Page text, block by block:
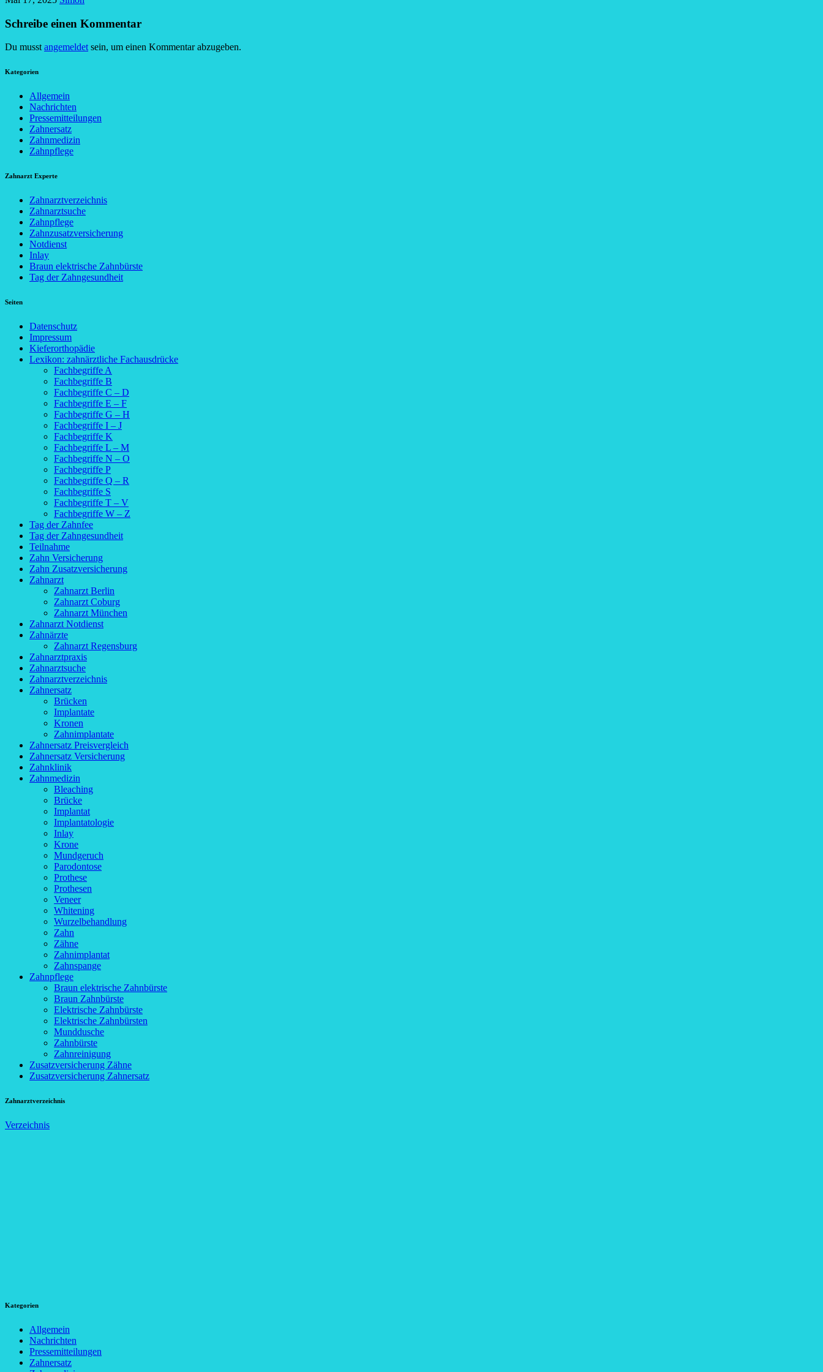
Schreibe einen Kommentar
Du musstangemeldetsein, um einen Kommentar abzugeben.
Kategorien
Allgemein
Nachrichten
Pressemitteilungen
Zahnersatz
Zahnmedizin
Zahnpflege
Zahnarzt Experte
Zahnarztverzeichnis
Zahnarztsuche
Zahnpflege
Zahnzusatzversicherung
Notdienst
Inlay
Braun elektrische Zahnbürste
Tag der Zahngesundheit
Seiten
Datenschutz
Impressum
Kieferorthopädie
Lexikon: zahnärztliche Fachausdrücke
Fachbegriffe A
Fachbegriffe B
Fachbegriffe C – D
Fachbegriffe E – F
Fachbegriffe G – H
Fachbegriffe I – J
Fachbegriffe K
Fachbegriffe L – M
Fachbegriffe N – O
Fachbegriffe P
Fachbegriffe Q – R
Fachbegriffe S
Fachbegriffe T – V
Fachbegriffe W – Z
Tag der Zahnfee
Tag der Zahngesundheit
Teilnahme
Zahn Versicherung
Zahn Zusatzversicherung
Zahnarzt
Zahnarzt Berlin
Zahnarzt Coburg
Zahnarzt München
Zahnarzt Notdienst
Zahnärzte
Zahnarzt Regensburg
Zahnarztpraxis
Zahnarztsuche
Zahnarztverzeichnis
Zahnersatz
Brücken
Implantate
Kronen
Zahnimplantate
Zahnersatz Preisvergleich
Zahnersatz Versicherung
Zahnklinik
Zahnmedizin
Bleaching
Brücke
Implantat
Implantatologie
Inlay
Krone
Mundgeruch
Parodontose
Prothese
Prothesen
Veneer
Whitening
Wurzelbehandlung
Zahn
Zähne
Zahnimplantat
Zahnspange
Zahnpflege
Braun elektrische Zahnbürste
Braun Zahnbürste
Elektrische Zahnbürste
Elektrische Zahnbürsten
Munddusche
Zahnbürste
Zahnreinigung
Zusatzversicherung Zähne
Zusatzversicherung Zahnersatz
Zahnarztverzeichnis
Verzeichnis
Kategorien
Allgemein
Nachrichten
Pressemitteilungen
Zahnersatz